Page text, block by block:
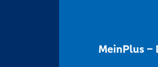
MeinPlus –